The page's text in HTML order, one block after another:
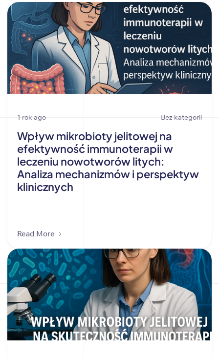
1 rok ago Bez kategorii
Wpływ mikrobioty jelitowej na
efektywność immunoterapii w
leczeniu nowotworów litych:
Analiza mechanizmów i perspektyw
klinicznych
Read More